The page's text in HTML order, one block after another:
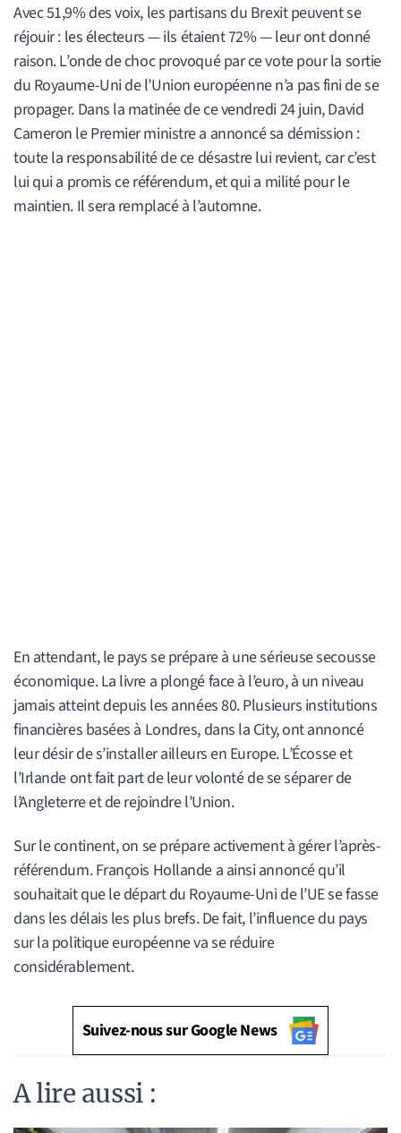
Avec 51,9% des voix, les partisans du Brexit peuvent se
réjouir : les électeurs — ils étaient 72% — leur ont donné
raison. L’onde de choc provoqué par ce vote pour la sortie
du Royaume-Uni de l’Union européenne n’a pas fini de se
propager. Dans la matinée de ce vendredi 24 juin, David
Cameron le Premier ministre a annoncé sa démission :
toute la responsabilité de ce désastre lui revient, car c’est
lui qui a promis ce référendum, et qui a milité pour le
maintien. Il sera remplacé à l’automne.
En attendant, le pays se prépare à une sérieuse secousse
économique. La livre a plongé face à l’euro, à un niveau
jamais atteint depuis les années 80. Plusieurs institutions
financières basées à Londres, dans la City, ont annoncé
leur désir de s’installer ailleurs en Europe. L’Écosse et
l’Irlande ont fait part de leur volonté de se séparer de
l’Angleterre et de rejoindre l’Union.
Sur le continent, on se prépare activement à gérer l’après-
référendum. François Hollande a ainsi annoncé qu’il
souhaitait que le départ du Royaume-Uni de l’UE se fasse
dans les délais les plus brefs. De fait, l’influence du pays
sur la politique européenne va se réduire
considérablement.
Suivez-nous sur Google News
A lire aussi :